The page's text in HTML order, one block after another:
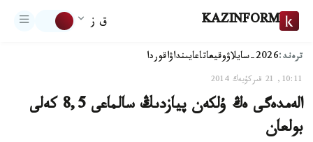
KAZINFORM ق ز
ترەند:2026-سايلاۋ وقيعاتاعايىنداۋاقوردا
10:11, 21 قىركۇيەك 2014
الەمدەگى ەڭ ۇلكەن پيازدىڭ سالماعى 8,5 كەلى
بولعان